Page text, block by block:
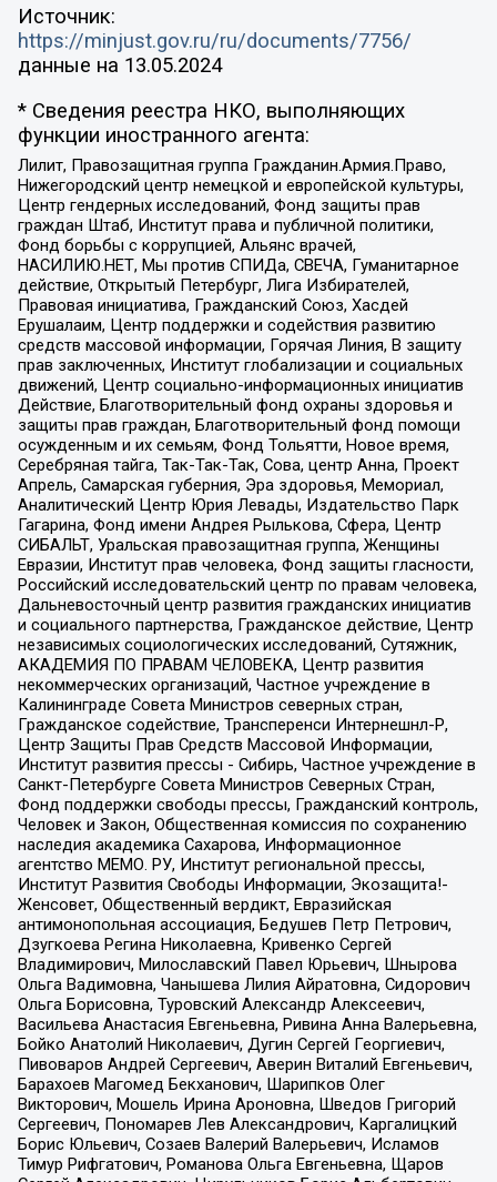
Источник:
https://minjust.gov.ru/ru/documents/7756/
данные на 13.05.2024
* Сведения реестра НКО, выполняющих
функции иностранного агента:
Лилит, Правозащитная группа Гражданин.Армия.Право,
Нижегородский центр немецкой и европейской культуры,
Центр гендерных исследований, Фонд защиты прав
граждан Штаб, Институт права и публичной политики,
Фонд борьбы с коррупцией, Альянс врачей,
НАСИЛИЮ.НЕТ, Мы против СПИДа, СВЕЧА, Гуманитарное
действие, Открытый Петербург, Лига Избирателей,
Правовая инициатива, Гражданский Союз, Хасдей
Ерушалаим, Центр поддержки и содействия развитию
средств массовой информации, Горячая Линия, В защиту
прав заключенных, Институт глобализации и социальных
движений, Центр социально-информационных инициатив
Действие, Благотворительный фонд охраны здоровья и
защиты прав граждан, Благотворительный фонд помощи
осужденным и их семьям, Фонд Тольятти, Новое время,
Серебряная тайга, Так-Так-Так, Сова, центр Анна, Проект
Апрель, Самарская губерния, Эра здоровья, Мемориал,
Аналитический Центр Юрия Левады, Издательство Парк
Гагарина, Фонд имени Андрея Рылькова, Сфера, Центр
СИБАЛЬТ, Уральская правозащитная группа, Женщины
Евразии, Институт прав человека, Фонд защиты гласности,
Российский исследовательский центр по правам человека,
Дальневосточный центр развития гражданских инициатив
и социального партнерства, Гражданское действие, Центр
независимых социологических исследований, Сутяжник,
АКАДЕМИЯ ПО ПРАВАМ ЧЕЛОВЕКА, Центр развития
некоммерческих организаций, Частное учреждение в
Калининграде Совета Министров северных стран,
Гражданское содействие, Трансперенси Интернешнл-Р,
Центр Защиты Прав Средств Массовой Информации,
Институт развития прессы - Сибирь, Частное учреждение в
Санкт-Петербурге Совета Министров Северных Стран,
Фонд поддержки свободы прессы, Гражданский контроль,
Человек и Закон, Общественная комиссия по сохранению
наследия академика Сахарова, Информационное
агентство МЕМО. РУ, Институт региональной прессы,
Институт Развития Свободы Информации, Экозащита!-
Женсовет, Общественный вердикт, Евразийская
антимонопольная ассоциация, Бедушев Петр Петрович,
Дзугкоева Регина Николаевна, Кривенко Сергей
Владимирович, Милославский Павел Юрьевич, Шнырова
Ольга Вадимовна, Чанышева Лилия Айратовна, Сидорович
Ольга Борисовна, Туровский Александр Алексеевич,
Васильева Анастасия Евгеньевна, Ривина Анна Валерьевна,
Бойко Анатолий Николаевич, Дугин Сергей Георгиевич,
Пивоваров Андрей Сергеевич, Аверин Виталий Евгеньевич,
Барахоев Магомед Бекханович, Шарипков Олег
Викторович, Мошель Ирина Ароновна, Шведов Григорий
Сергеевич, Пономарев Лев Александрович, Каргалицкий
Борис Юльевич, Созаев Валерий Валерьевич, Исламов
Тимур Рифгатович, Романова Ольга Евгеньевна, Щаров